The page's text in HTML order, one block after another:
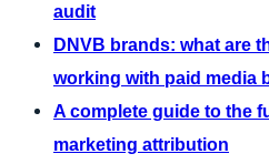
audit
DNVB brands: what are
working with paid media
A complete guide to the
marketing attribution